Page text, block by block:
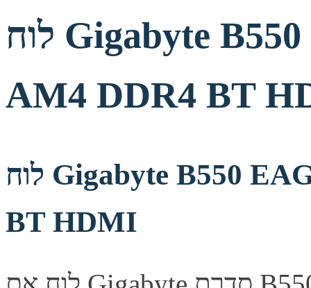
לוח Gigabyte B550 EAGLE WIFI6 ATX
AM4 DDR4 BT
לוח Gigabyte B550 EAGLE WIFI6 ATX AM4 DDR4
BT HDMI